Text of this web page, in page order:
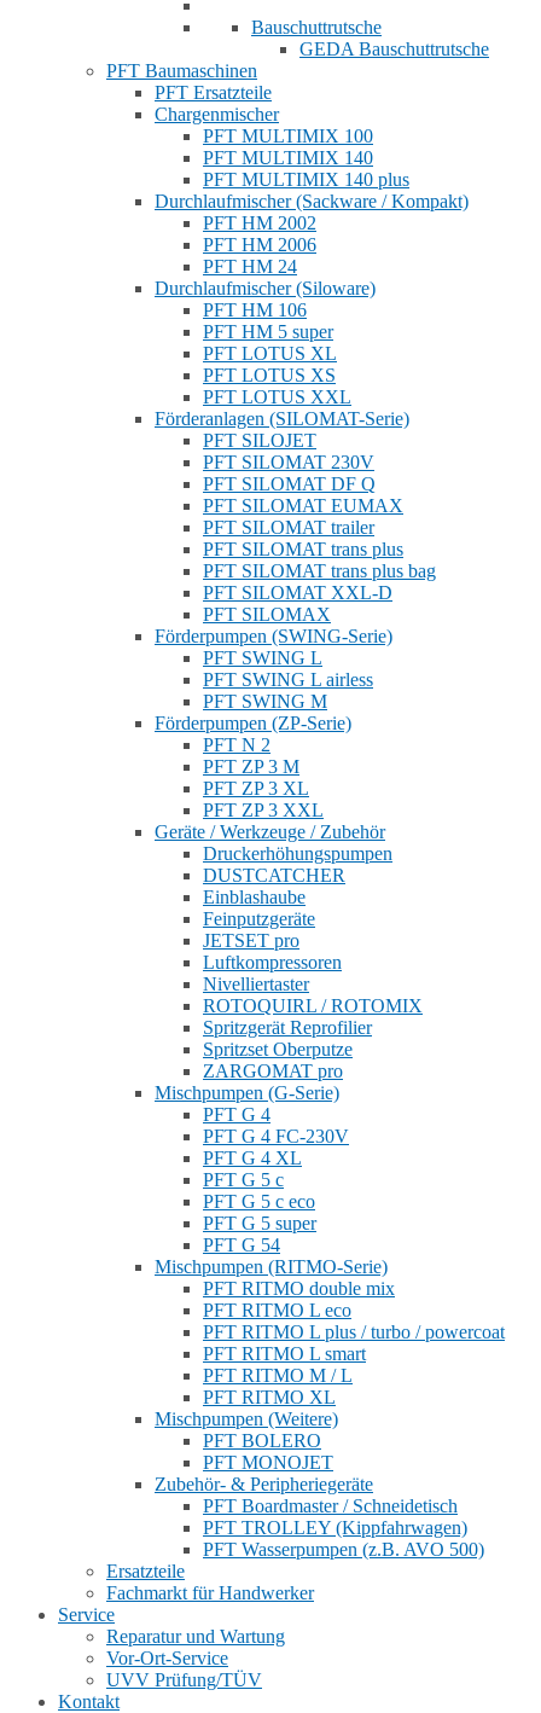
Bauschuttrutsche
GEDA Bauschuttrutsche
PFT Baumaschinen
PFT Ersatzteile
Chargenmischer
PFT MULTIMIX 100
PFT MULTIMIX 140
PFT MULTIMIX 140 plus
Durchlaufmischer (Sackware / Kompakt)
PFT HM 2002
PFT HM 2006
PFT HM 24
Durchlaufmischer (Siloware)
PFT HM 106
PFT HM 5 super
PFT LOTUS XL
PFT LOTUS XS
PFT LOTUS XXL
Förderanlagen (SILOMAT-Serie)
PFT SILOJET
PFT SILOMAT 230V
PFT SILOMAT DF Q
PFT SILOMAT EUMAX
PFT SILOMAT trailer
PFT SILOMAT trans plus
PFT SILOMAT trans plus bag
PFT SILOMAT XXL-D
PFT SILOMAX
Förderpumpen (SWING-Serie)
PFT SWING L
PFT SWING L airless
PFT SWING M
Förderpumpen (ZP-Serie)
PFT N 2
PFT ZP 3 M
PFT ZP 3 XL
PFT ZP 3 XXL
Geräte / Werkzeuge / Zubehör
Druckerhöhungspumpen
DUSTCATCHER
Einblashaube
Feinputzgeräte
JETSET pro
Luftkompressoren
Nivelliertaster
ROTOQUIRL / ROTOMIX
Spritzgerät Reprofilier
Spritzset Oberputze
ZARGOMAT pro
Mischpumpen (G-Serie)
PFT G 4
PFT G 4 FC-230V
PFT G 4 XL
PFT G 5 c
PFT G 5 c eco
PFT G 5 super
PFT G 54
Mischpumpen (RITMO-Serie)
PFT RITMO double mix
PFT RITMO L eco
PFT RITMO L plus / turbo / powercoat
PFT RITMO L smart
PFT RITMO M / L
PFT RITMO XL
Mischpumpen (Weitere)
PFT BOLERO
PFT MONOJET
Zubehör- & Peripheriegeräte
PFT Boardmaster / Schneidetisch
PFT TROLLEY (Kippfahrwagen)
PFT Wasserpumpen (z.B. AVO 500)
Ersatzteile
Fachmarkt für Handwerker
Service
Reparatur und Wartung
Vor-Ort-Service
UVV Prüfung/TÜV
Kontakt